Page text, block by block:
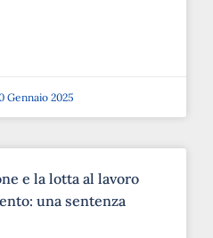
Gennaio 2025
e la lotta al lavoro
una sentenza